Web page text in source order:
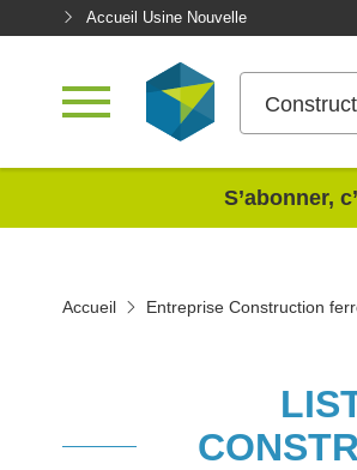
Accueil Usine Nouvelle
S’abonner,
Accueil Entreprise Construction